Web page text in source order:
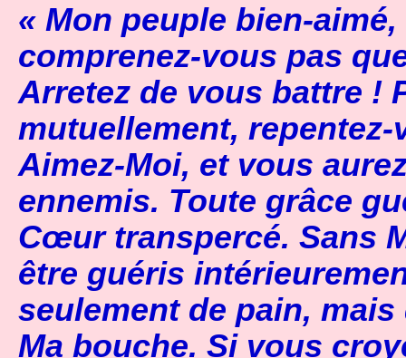
« Mon peuple bien-
comprenez-vous pas
Arretez de vous battre !
mutuellement,
Aimez-Moi, et vous
ennemis. Toute grâce
Cœur transpercé. Sans
être guéris
seulement de pain,
Ma bouche. Si vous